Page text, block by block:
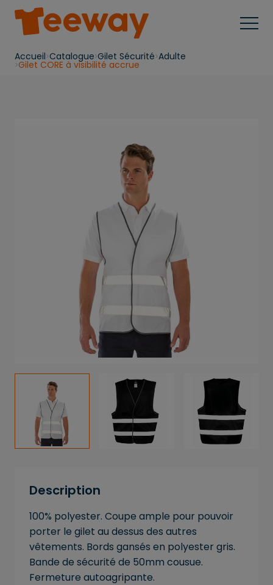
Accueil Catalogue Gilet Sécurité Adulte
Gilet CORE à visibilité accrue
Description
100% polyester. Coupe ample pour pouvoir
porter le gilet au dessus des autres
vêtements. Bords gansés en polyester gris.
Bande de sécurité de 50mm cousue.
Fermeture autoagripante.